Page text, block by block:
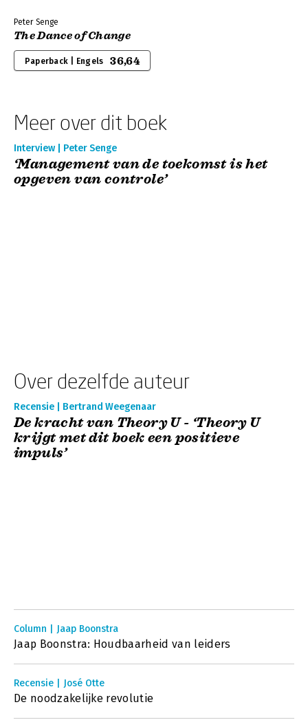
Peter Senge
The Dance of Change
Paperback | Engels 36,64
Meer over dit boek
Interview | Peter Senge
‘Management van de toekomst is het
opgeven van controle’
Over dezelfde auteur
Recensie | Bertrand Weegenaar
De kracht van Theory U - ‘Theory U
krijgt met dit boek een positieve
impuls’
Column | Jaap Boonstra
Jaap Boonstra: Houdbaarheid van leiders
Recensie | José Otte
De noodzakelijke revolutie